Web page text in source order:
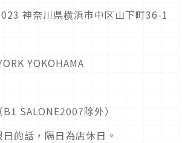
神奈川県横浜市中区山下町36-1
YOKOHAMA
SALONE2007除外）
的話，隔日為店休日。